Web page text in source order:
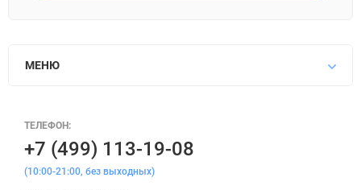
МЕНЮ
ТЕЛЕФОН:
+7 (499) 113-19-08
(10:00-21:00, без выходных)